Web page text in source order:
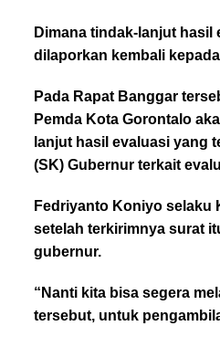
Dimana tindak-lanjut hasil
dilaporkan kembali
Pada Rapat Banggar
Pemda Kota Gorontalo
lanjut hasil evaluasi yang
(SK) Gubernur terkait
Fedriyanto Koniyo selaku
setelah terkirimnya surat
gubernur.
“Nanti kita bisa segera
tersebut, untuk